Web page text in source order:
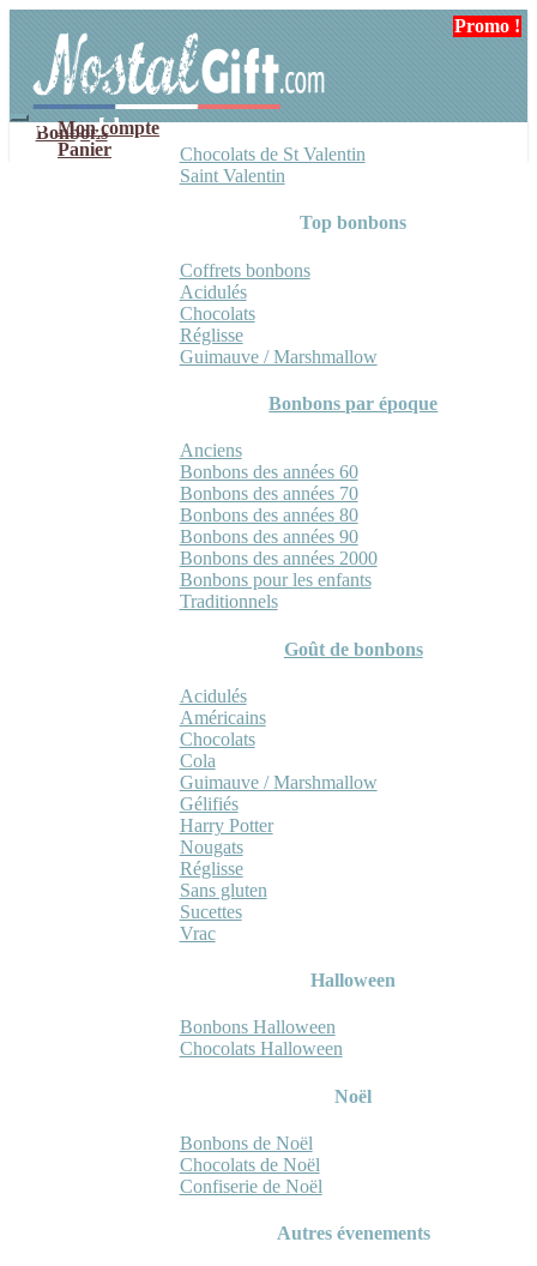
navigation
contenu
Mon compte
Panier
Bonbons
Chocolats de St Valentin
Saint Valentin
Top bonbons
Coffrets bonbons
Acidulés
Chocolats
Réglisse
Guimauve / Marshmallow
Bonbons par époque
Anciens
Bonbons des années 60
Bonbons des années 70
Bonbons des années 80
Bonbons des années 90
Bonbons des années 2000
Bonbons pour les enfants
Traditionnels
Goût de bonbons
Acidulés
Américains
Chocolats
Cola
Guimauve / Marshmallow
Gélifiés
Harry Potter
Nougats
Réglisse
Sans gluten
Sucettes
Vrac
Halloween
Bonbons Halloween
Chocolats Halloween
Noël
Bonbons de Noël
Chocolats de Noël
Confiserie de Noël
Autres évenements
Promo !
Promo !